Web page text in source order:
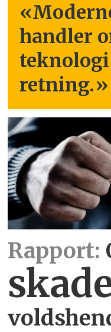
handler
retning.»
Rapport: